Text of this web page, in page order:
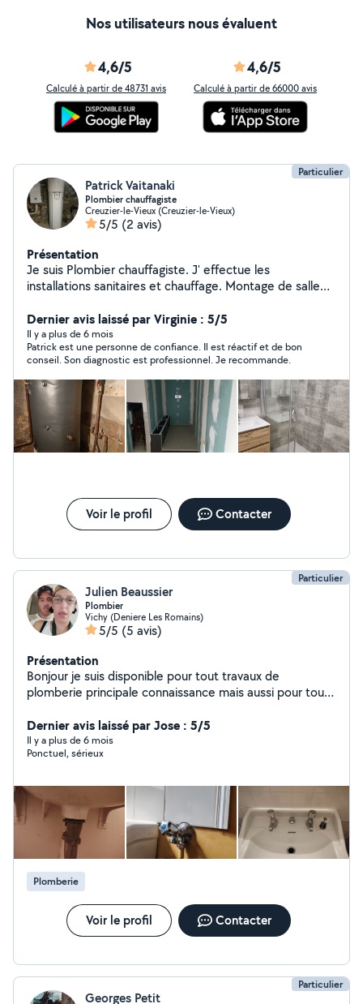
Nos utilisateurs nous évaluent
4,6/5
Calculé à partir de 48731 avis
4,6/5
Calculé à partir de 66000 avis
Particulier
Patrick Vaitanaki
Plombier chauffagiste
Creuzier-le-Vieux (Creuzier-le-Vieux)
5/5 (2 avis)
Présentation
Je suis Plombier chauffagiste. J' effectue les
installations sanitaires et chauffage. Montage de salle
pose wc, pose de robinetterie) Création d' installation
sanitaire et chauffage ( tuyauterie ) d' un Point A à un
Point B. Pose de radiateur et chaudière. Pose de moteur
VMC et ses conduits.
Dernier avis laissé par Virginie : 5/5
Il y a plus de 6 mois
Patrick est une personne de confiance. Il est réactif et de bon
conseil. Son diagnostic est professionnel. Je recommande.
Voir le profil Contacter
Particulier
Julien Beaussier
Plombier
Vichy (Deniere Les Romains)
5/5 (5 avis)
Présentation
Bonjour je suis disponible pour tout travaux de
plomberie principale connaissance mais aussi pour tout
Dernier avis laissé par Jose : 5/5
Il y a plus de 6 mois
Ponctuel, sérieux
Plomberie
Voir le profil Contacter
Particulier
Georges Petit